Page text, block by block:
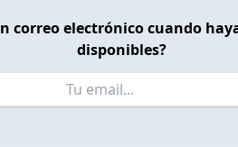
correo electrónico cuando
disponibles?